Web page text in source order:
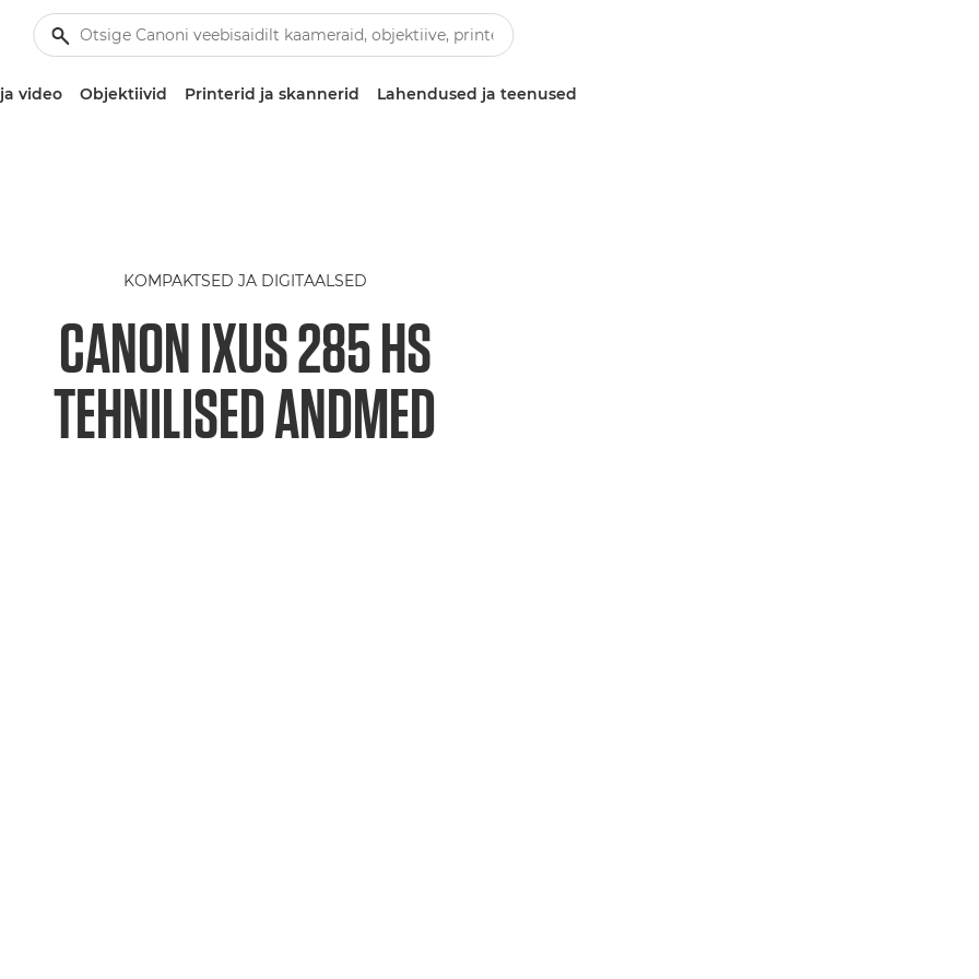
video Objektiivid Printerid ja skannerid Lahendused ja teenused
KOMPAKTSED JA DIGITAALSED
CANON IXUS 285 HS
TEHNILISED ANDMED